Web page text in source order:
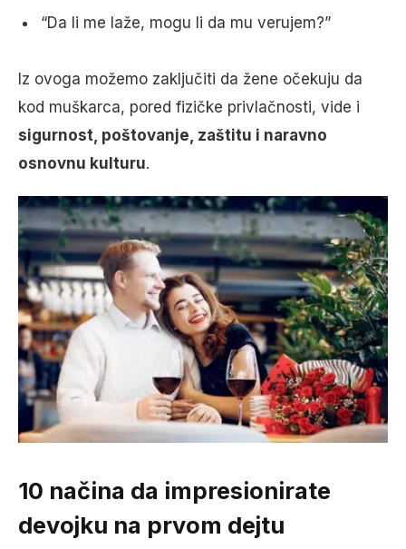
“Da li me laže, mogu li da mu verujem?”
Iz ovoga možemo zaključiti da žene očekuju da
kod muškarca, pored fizičke privlačnosti, vide i
sigurnost, poštovanje, zaštitu i naravno
osnovnu kulturu.
10 načina da impresionirate
devojku na prvom dejtu